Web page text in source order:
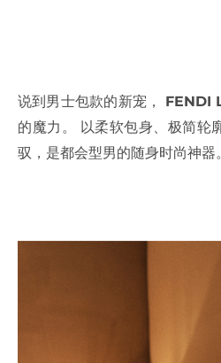
说到男士包款的新宠， FENDI
的魔力。 以柔软包身、极简轮
驭，是都会型男的随身时尚神器。